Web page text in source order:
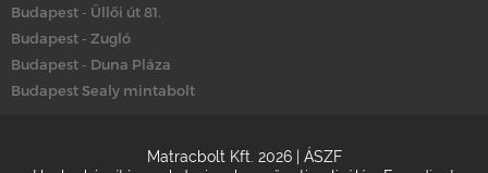
Budapest - Üllői út 81.
Budapest - Zugló
Budapest - Duna Pláza
Budapest Sealy mintabolt
Matracbolt Kft. 2026 | ÁSZF